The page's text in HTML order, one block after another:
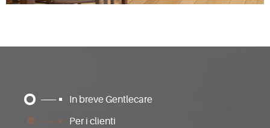
In breve Gentlecare
Per i clienti